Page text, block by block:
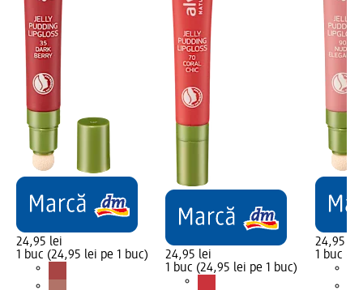
24,95 lei
1 buc (24,95 lei pe 1 buc)
24,95 lei
1 buc (24,95 lei pe 1 buc)
24,95 lei
1 buc